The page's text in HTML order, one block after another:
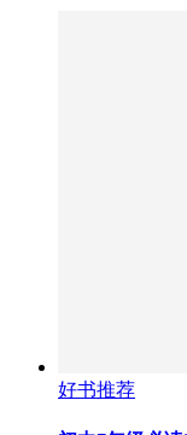
好书推荐